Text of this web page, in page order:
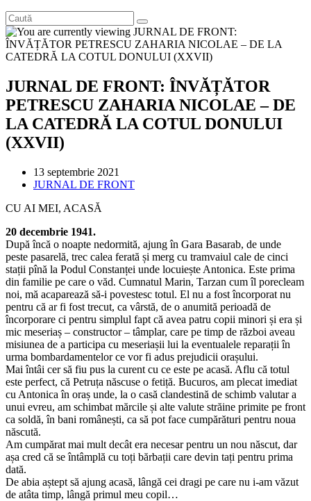
JURNAL DE FRONT: ÎNVĂȚĂTOR
PETRESCU ZAHARIA NICOLAE – DE
LA CATEDRĂ LA COTUL DONULUI
(XXVII)
Post
published:
13 septembrie 2021
Post
JURNAL DE FRONT
CU AI MEI, ACASĂ
20 decembrie 1941.
După încă o noapte nedormită, ajung în Gara Basarab, de unde
peste pasarelă, trec calea ferată și merg cu tramvaiul cale de cinci
stații pînă la Podul Constanței unde locuiește Antonica. Este prima
din familie pe care o văd. Cumnatul Marin, Tarzan cum îl porecleam
noi, mă acaparează să-i povestesc totul. El nu a fost încorporat nu
pentru că ar fi fost trecut, ca vârstă, de o anumită perioadă de
încorporare ci pentru simplul fapt că avea patru copii minori și era și
mic meseriaș – constructor – tâmplar, care pe timp de război aveau
misiunea de a participa cu meseriașii lui la eventualele reparații în
urma bombardamentelor ce vor fi adus prejudicii orașului.
Mai întâi cer să fiu pus la curent cu ce este pe acasă. Aflu că totul
este perfect, că Petruța născuse o fetiță. Bucuros, am plecat imediat
cu Antonica în oraș unde, la o casă clandestină de schimb valutar a
unui evreu, am schimbat mărcile și alte valute străine primite pe front
ca soldă, în bani românești, ca să pot face cumpărături pentru noua
născută.
Am cumpărat mai mult decât era necesar pentru un nou născut, dar
așa cred că se întâmplă cu toți bărbații care devin tați pentru prima
dată.
De abia aștept să ajung acasă, lângă cei dragi pe care nu i-am văzut
de atâta timp, lângă primul meu copil…